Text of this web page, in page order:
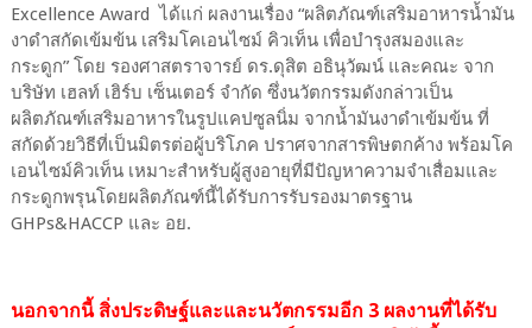
Excellence Award ได้แก่ ผลงานเรื่อง “ผลิตภัณฑ์เสริมอาหารน้ำมัน
งาดำสกัดเข้มข้น เสริมโคเอนไซม์ คิวเท็น เพื่อบำรุงสมองและ
กระดูก” โดย รองศาสตราจารย์ ดร.ดุสิต อธินุวัฒน์ และคณะ จาก
บริษัท เฮลท์ เฮิร์บ เซ็นเตอร์ จำกัด ซึ่งนวัตกรรมดังกล่าวเป็น
ผลิตภัณฑ์เสริมอาหารในรูปแคปซูลนิ่ม จากน้ำมันงาดำเข้มข้น ที่
สกัดด้วยวิธีที่เป็นมิตรต่อผู้บริโภค ปราศจากสารพิษตกค้าง พร้อมโค
เอนไซม์คิวเท็น เหมาะสำหรับผู้สูงอายุที่มีปัญหาความจำเสื่อมและ
กระดูกพรุนโดยผลิตภัณฑ์นี้ได้รับการรับรองมาตรฐาน
GHPs&HACCP และ อย.
นอกจากนี้ สิ่งประดิษฐ์และและนวัตกรรมอีก 3 ผลงานที่ได้รับ